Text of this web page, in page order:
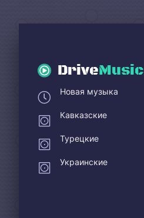
DriveMusic
Новая музыка
Кавказские
Турецкие
Украинские